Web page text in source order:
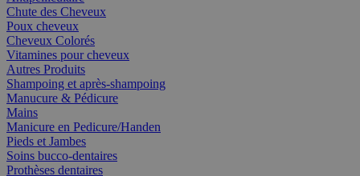
Chute des Cheveux
Poux cheveux
Cheveux Colorés
Vitamines pour cheveux
Autres Produits
Shampoing et après-shampoing
Manucure & Pédicure
Mains
Manicure en Pedicure/Handen
Pieds et Jambes
Soins bucco-dentaires
Prothèses dentaires